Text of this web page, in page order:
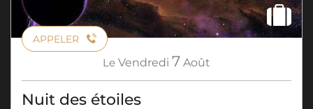
APPELER
Le Vendredi 7 Août
Nuit des étoiles